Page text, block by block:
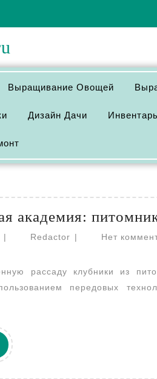
Выращивание Овощей
Дизайн Дачи
академия:
| Redactor Redactor
| Нет
передовых